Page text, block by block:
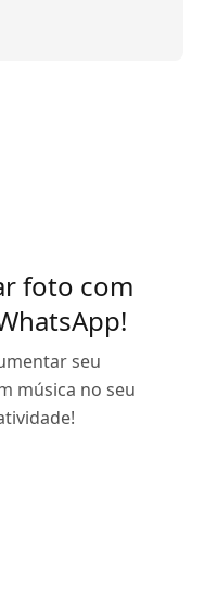
foto com
seu
música no seu